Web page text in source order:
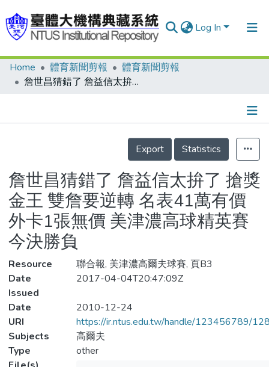
Log In
Communities & Collections
Statistics
Home 體育新聞剪報
體育新聞剪報
詹世昌猜錯了 詹益信太拚了 搶獎金王 雙詹要逆轉 名表41萬有價 外卡1張無價 美津濃高球精英賽今決勝負
Details
Export
Statistics
詹世昌猜錯了 詹益信太拚了 搶獎
金王 雙詹要逆轉 名表41萬有價
外卡1張無價 美津濃高球精英賽
今決勝負
Resource
聯合報, 美津濃高爾夫球賽, 頁B3
Date
Issued
2017-04-04T20:47:09Z
Date
2010-12-24
URI
https://ir.ntus.edu.tw/handle/123456789/
Subjects
高爾夫
Type
other